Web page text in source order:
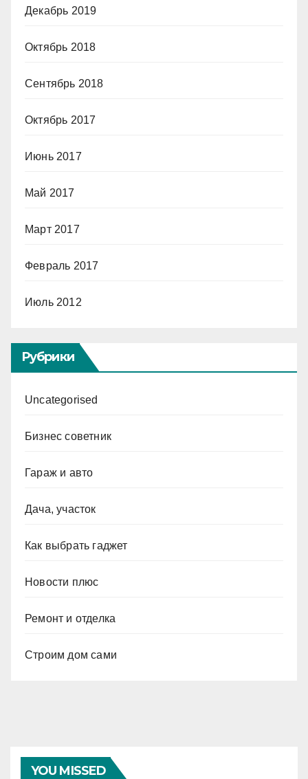
Декабрь 2019
Октябрь 2018
Сентябрь 2018
Октябрь 2017
Июнь 2017
Май 2017
Март 2017
Февраль 2017
Июль 2012
Рубрики
Uncategorised
Бизнес советник
Гараж и авто
Дача, участок
Как выбрать гаджет
Новости плюс
Ремонт и отделка
Строим дом сами
YOU MISSED